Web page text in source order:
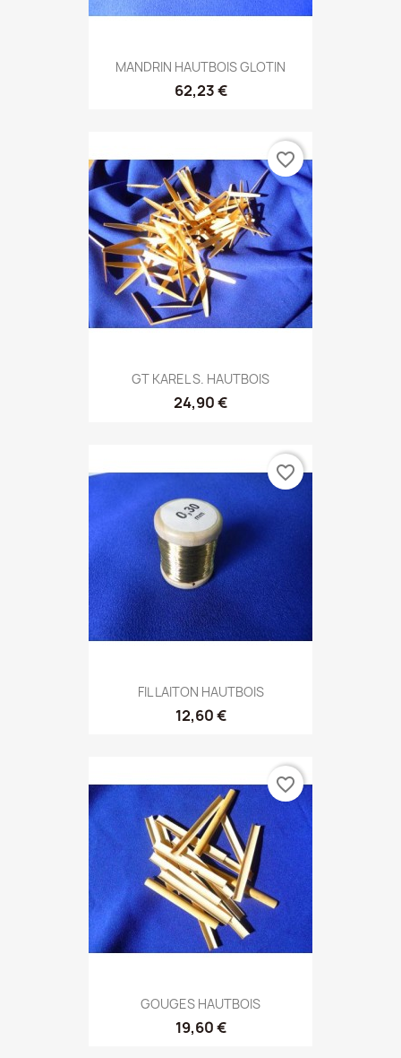
MANDRIN HAUTBOIS GLOTIN
62,23 €
GT KAREL S. HAUTBOIS
24,90 €
favorite_border
FIL LAITON HAUTBOIS
12,60 €
favorite_border
GOUGES HAUTBOIS
19,60 €
favorite_border